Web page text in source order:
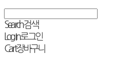
Search검색
Log In로그인
Cart장바구니